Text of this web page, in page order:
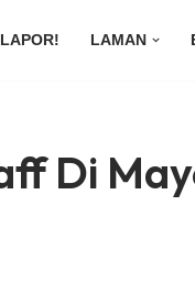
LAPOR! LAMAN
Di